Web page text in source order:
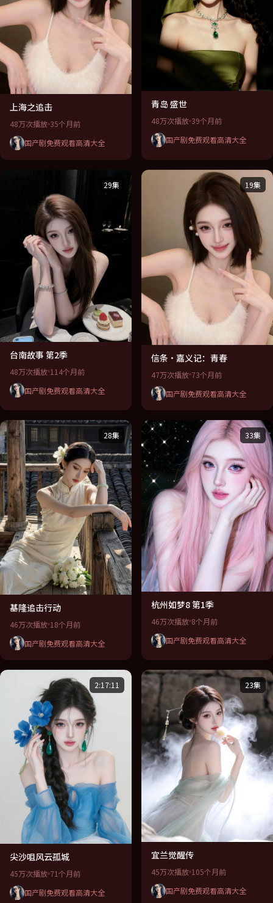
上海之追击
48万次播放 35个月前
国产剧免费观看高清大全
青岛 盛世
48万次播放 39个月前
国产剧免费观看高清大全
29集
台南故事 第2季
48万次播放 114个月前
国产剧免费观看高清大全
19集
信条·嘉义记：青春
47万次播放 73个月前
国产剧免费观看高清大全
28集
基隆追击行动
46万次播放 18个月前
国产剧免费观看高清大全
33集
杭州如梦8 第1季
46万次播放 8个月前
国产剧免费观看高清大全
2:17:11
尖沙咀风云孤城
45万次播放 71个月前
国产剧免费观看高清大全
23集
宜兰觉醒传
45万次播放 105个月前
国产剧免费观看高清大全